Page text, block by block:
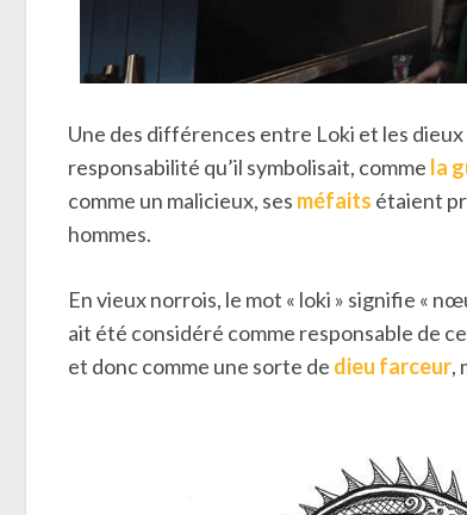
Une des différences entre Loki et les dieux
responsabilité qu’il symbolisait, comme la
comme un malicieux, ses méfaits étaient
hommes.
En vieux norrois, le mot « loki » signifie «
ait été considéré comme responsable de
et donc comme une sorte de dieu farceur,